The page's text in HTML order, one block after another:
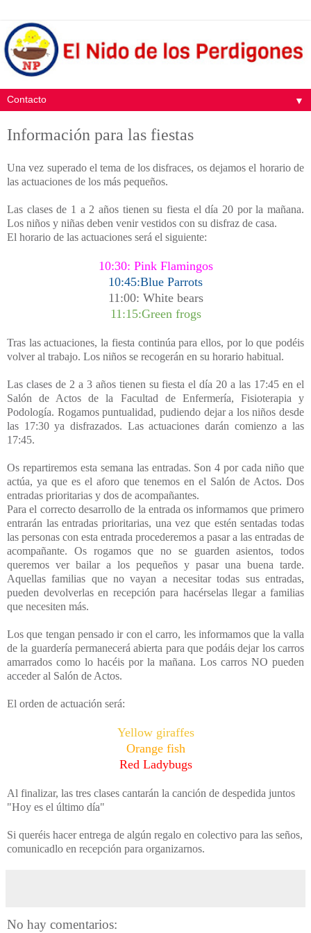
▼
Información para las fiestas
Una vez superado el tema de los disfraces, os dejamos el horario de
las actuaciones de los más pequeños.
Las clases de 1 a 2 años tienen su fiesta el día 20 por la mañana.
Los niños y niñas deben venir vestidos con su disfraz de casa.
El horario de las actuaciones será el siguiente:
10:30: Pink Flamingos
10:45:Blue Parrots
11:00: White bears
11:15:Green frogs
Tras las actuaciones, la fiesta continúa para ellos, por lo que podéis
volver al trabajo. Los niños se recogerán en su horario habitual.
Las clases de 2 a 3 años tienen su fiesta el día 20 a las 17:45 en el
Salón de Actos de la Facultad de Enfermería, Fisioterapia y
Podología. Rogamos puntualidad, pudiendo dejar a los niños desde
las 17:30 ya disfrazados. Las actuaciones darán comienzo a las
17:45.
Os repartiremos esta semana las entradas. Son 4 por cada niño que
actúa, ya que es el aforo que tenemos en el Salón de Actos. Dos
entradas prioritarias y dos de acompañantes.
Para el correcto desarrollo de la entrada os informamos que primero
entrarán las entradas prioritarias, una vez que estén sentadas todas
las personas con esta entrada procederemos a pasar a las entradas de
acompañante. Os rogamos que no se guarden asientos, todos
queremos ver bailar a los pequeños y pasar una buena tarde.
Aquellas familias que no vayan a necesitar todas sus entradas,
pueden devolverlas en recepción para hacérselas llegar a familias
que necesiten más.
Los que tengan pensado ir con el carro, les informamos que la valla
de la guardería permanecerá abierta para que podáis dejar los carros
amarrados como lo hacéis por la mañana. Los carros NO pueden
acceder al Salón de Actos.
El orden de actuación será:
Yellow giraffes
Orange fish
Red Ladybugs
Al finalizar, las tres clases cantarán la canción de despedida juntos
"Hoy es el último día"
Si queréis hacer entrega de algún regalo en colectivo para las seños,
comunicadlo en recepción para organizarnos.
No hay comentarios: